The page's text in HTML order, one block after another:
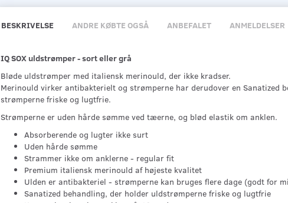
BESKRIVELSE ANDRE KØBTE OGSÅ ANBEFALET ANMELDELSER
IQ SOX uldstrømper - sort eller grå
Bløde uldstrømper med italiensk merinould, der ikke kradser.
Merinould virker antibakterielt og strømperne har derudover en Sanatized
strømperne friske og lugtfrie.
Strømperne er uden hårde sømme ved tæerne, og blød elastik om anklen.
Absorberende og lugter ikke surt
Uden hårde sømme
Strammer ikke om anklerne - regular fit
Premium italiensk merinould af højeste kvalitet
Ulden er antibakteriel - strømperne kan bruges flere dage (godt for
Sanatized behandling, der holder uldstrømperne friske og lugtfrie